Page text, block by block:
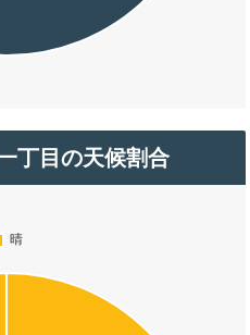
丁目の天候割合